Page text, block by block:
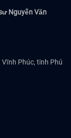
Nguyễn Văn
Phúc, tỉnh Phú